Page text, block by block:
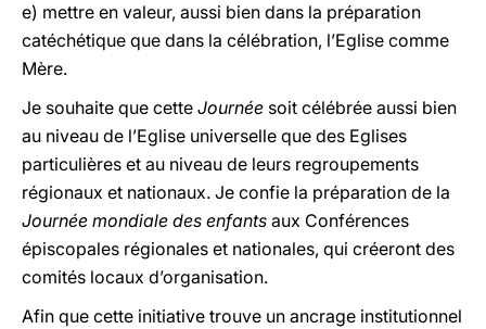
e) mettre en valeur, aussi bien dans la préparation
catéchétique que dans la célébration, l’Eglise comme
Mère.
Je souhaite que cette Journée soit célébrée aussi bien
au niveau de l’Eglise universelle que des Eglises
particulières et au niveau de leurs regroupements
régionaux et nationaux. Je confie la préparation de la
Journée mondiale des enfants aux Conférences
épiscopales régionales et nationales, qui créeront des
comités locaux d’organisation.
Afin que cette initiative trouve un ancrage institutionnel